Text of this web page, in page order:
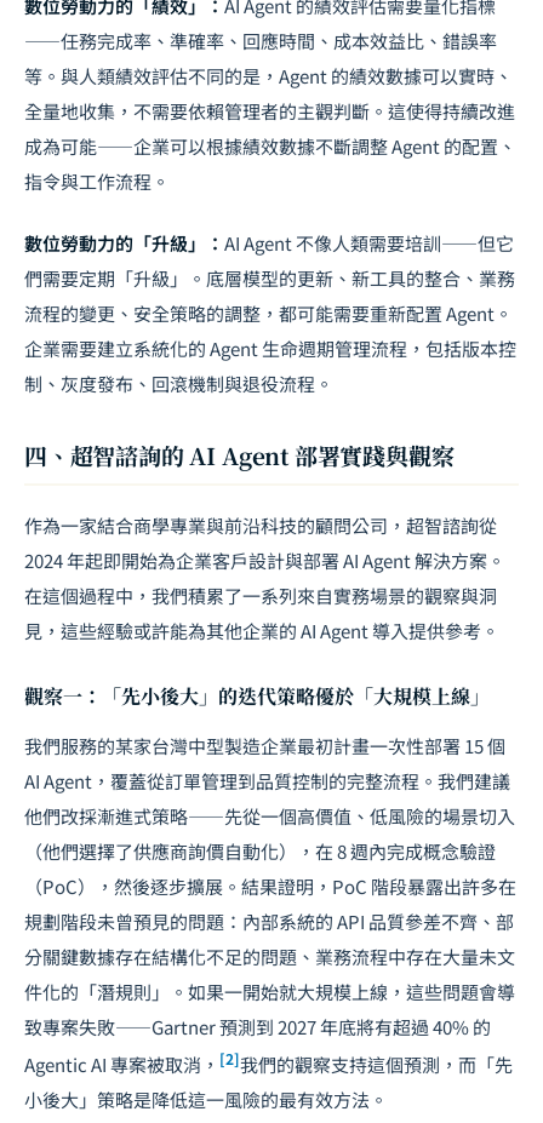
數位勞動力的「績效」： AI Agent 的績效評估需要量化指標
——任務完成率、準確率、回應時間、成本效益比、錯誤率
等。與人類績效評估不同的是，Agent 的績效數據可以實時、
全量地收集，不需要依賴管理者的主觀判斷。這使得持續改進
成為可能——企業可以根據績效數據不斷調整 Agent 的配置、
指令與工作流程。
數位勞動力的「升級」： AI Agent 不像人類需要培訓——但它
們需要定期「升級」。底層模型的更新、新工具的整合、業務
流程的變更、安全策略的調整，都可能需要重新配置 Agent。
企業需要建立系統化的 Agent 生命週期管理流程，包括版本控
制、灰度發布、回滾機制與退役流程。
四、超智諮詢的 AI Agent 部署實踐與觀察
作為一家結合商學專業與前沿科技的顧問公司，超智諮詢從
2024 年起即開始為企業客戶設計與部署 AI Agent 解決方案。
在這個過程中，我們積累了一系列來自實務場景的觀察與洞
見，這些經驗或許能為其他企業的 AI Agent 導入提供參考。
觀察一：「先小後大」的迭代策略優於「大規模上線」
我們服務的某家台灣中型製造企業最初計畫一次性部署 15 個
AI Agent，覆蓋從訂單管理到品質控制的完整流程。我們建議
他們改採漸進式策略——先從一個高價值、低風險的場景切入
（他們選擇了供應商詢價自動化），在 8 週內完成概念驗證
（PoC），然後逐步擴展。結果證明，PoC 階段暴露出許多在
規劃階段未曾預見的問題：內部系統的 API 品質參差不齊、部
分關鍵數據存在結構化不足的問題、業務流程中存在大量未文
件化的「潛規則」。如果一開始就大規模上線，這些問題會導
致專案失敗——Gartner 預測到 2027 年底將有超過 40% 的
Agentic AI 專案被取消， [2]我們的觀察支持這個預測，而「先
小後大」策略是降低這一風險的最有效方法。